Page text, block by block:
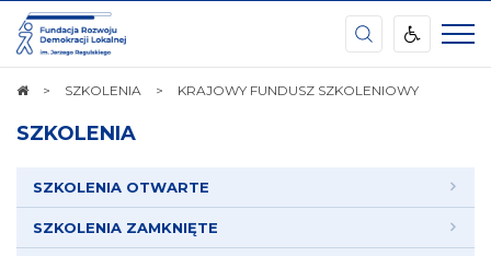
Ośrodek
Kształcenia
Samorządu
Terytorialnego
Waleriana
Pańki
STRONASZKOLENIA KRAJOWY FUNDUSZ SZKOLENIOWY
SZKOLENIA
SZKOLENIA OTWARTE
SZKOLENIA ZAMKNIĘTE